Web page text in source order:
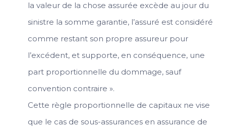
la valeur de la chose assurée excède au jour du
sinistre la somme garantie, l’assuré est considéré
comme restant son propre assureur pour
l’excédent, et supporte, en conséquence, une
part proportionnelle du dommage, sauf
convention contraire ».
Cette règle proportionnelle de capitaux ne vise
que le cas de sous-assurances en assurance de